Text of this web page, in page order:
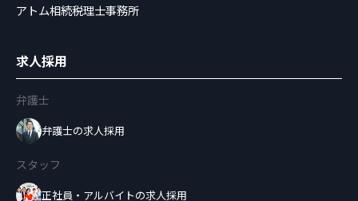
アトム相続税理士事務所
求人採用
弁護士
弁護士の求人採用
スタッフ
正社員・アルバイトの求人採用